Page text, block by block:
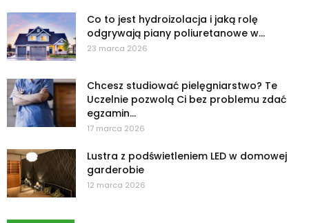
Co to jest hydroizolacja i jaką rolę
odgrywają piany poliuretanowe w...
23 marca 2026
Chcesz studiować pielęgniarstwo? Te
Uczelnie pozwolą Ci bez problemu zdać
egzamin...
17 marca 2026
Lustra z podświetleniem LED w domowej
garderobie
12 marca 2026